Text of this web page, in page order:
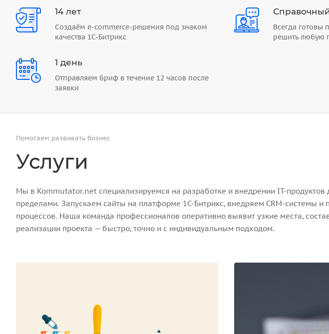
14 лет
Создаём e-commerce-решения под знаком
качества 1С-Битрикс
Всегда готовы
решить любую
1 день
Отправляем бриф в течение 12 часов после
заявки
Помогаем развивать бизнес
Услуги
Мы в Kommutator.net специализируемся на разработке и внедрении IT-продуктов
пределами. Запускаем сайты на платформе 1С-Битрикс, внедряем CRM-системы и
процессов. Наша команда профессионалов оперативно выявит узкие места,
реализации проекта — быстро, точно и с индивидуальным подходом.